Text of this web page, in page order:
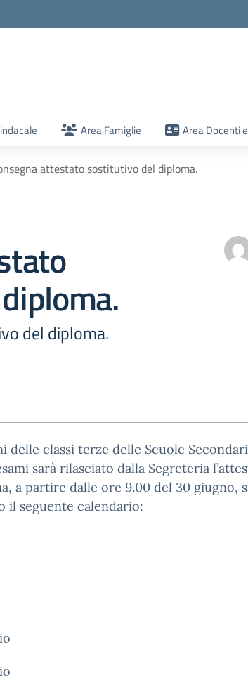
Area Famiglie Area Docenti
attestato sostitutivo del diploma.
del diploma.
delle classi terze delle Scuole
sarà rilasciato dalla Segreteria
a partire dalle ore 9.00 del 30 giugno,
il seguente calendario: